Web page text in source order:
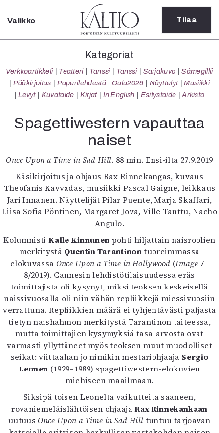
Sulje
Kategoriat
Verkkoartikkeli
Teatteri
Tanssi
Sarjakuva
Sámegillii
Pääkirjoitus
Oulu2026
Näyttelyt
Musiikki
Levyt
Kuvataide
Kirjat
In English
Esitystaide
Arkisto
Lehdet
4/2026
2–3/2026
1/2026
6/2025
5/2025 saame
5/2025
Lehtiarkisto
Info
Tilaus ja irtonumerot
Yhteistyössä
Valikko Tilaa
Kategoriat
Verkkoartikkeli Teatteri Tanssi Tanssi Sarjakuva
Sámegillii
Pääkirjoitus
Paperilehdestä Oulu2026 Näyttelyt
Musiikki
Levyt
Kuvataide Kirjat In English Esitystaide Arkisto
Spagettiwestern vapauttaa
naiset
Once Upon a Time in Sad Hill. 88 min. Ensi-ilta 27.9.2019
Käsikirjoitus ja ohjaus Rax Rinnekangas, kuvaus
Theofanis Kavvadas, musiikki Pascal Gaigne, leikkaus
Jari Innanen. Näyttelijät Pilar Puente, Marja Skaffari,
Liisa Sofia Pöntinen, Margaret Jova, Ville Tanttu, Nacho
Angulo.
Kolumnisti Kalle Kinnunen pohti hiljattain naisroolien
merkitystä Quentin Tarantinontuoreimmassa
elokuvassa Once Upon a Time in Hollywood (Image 7–
8/2019). Cannesin lehdistötilaisuudessa eräs
toimittajista oli kysynyt, miksi teoksen keskeisellä
naissivuosalla oli niin vähän repliikkejä miessivuosiin
verrattuna. Repliikkien määrä ei tyhjentävästi paljasta
tietyn naishahmon merkitystä Tarantinon taiteessa,
mutta toimittajien kysymyksiä tasa-arvosta ovat
varmasti yllyttäneet myös teoksen muut muodolliset
seikat: viittaahan jo nimikin mestariohjaaja Sergio
Leonen (1929–1989) spagettiwestern-elokuvien
miehiseen maailmaan.
Siksipä toisen Leonelta vaikutteita saaneen,
rovaniemeläislähtöisen ohjaajaRax Rinnekankaan
uutuus Once Upon a Time in Sad Hill tuntuu tarjoavan